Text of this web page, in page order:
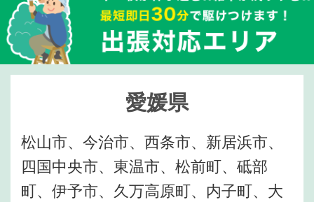
愛媛県
松山市、今治市、西条市、新居浜市、
四国中央市、東温市、松前町、砥部
町、伊予市、久万高原町、内子町、大